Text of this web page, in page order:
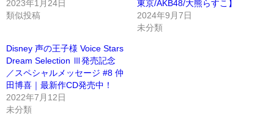
2023年1月24日
類似投稿
東京/AKB48/大熊らすこ】
2024年9月7日
未分類
Disney 声の王子様 Voice Stars
Dream Selection Ⅲ発売記念
／スペシャルメッセージ #8 仲
田博喜｜最新作CD発売中！
2022年7月12日
未分類